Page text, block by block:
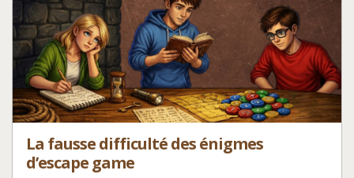
La fausse difficulté des énigmes
d’escape game